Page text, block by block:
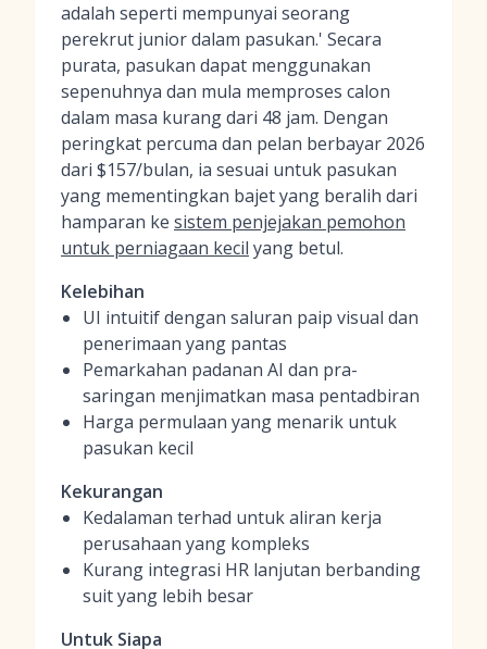
adalah seperti mempunyai seorang
perekrut junior dalam pasukan.' Secara
purata, pasukan dapat menggunakan
sepenuhnya dan mula memproses calon
dalam masa kurang dari 48 jam. Dengan
peringkat percuma dan pelan berbayar 2026
dari $157/bulan, ia sesuai untuk pasukan
yang mementingkan bajet yang beralih dari
hamparan ke sistem penjejakan pemohon
untuk perniagaan kecil yang betul.
Kelebihan
UI intuitif dengan saluran paip visual dan
penerimaan yang pantas
Pemarkahan padanan AI dan pra-
saringan menjimatkan masa pentadbiran
Harga permulaan yang menarik untuk
pasukan kecil
Kekurangan
Kedalaman terhad untuk aliran kerja
perusahaan yang kompleks
Kurang integrasi HR lanjutan berbanding
suit yang lebih besar
Untuk Siapa